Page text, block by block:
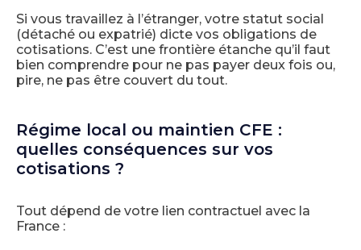
Si vous travaillez à l’étranger, votre statut social
(détaché ou expatrié) dicte vos obligations de
cotisations. C’est une frontière étanche qu’il faut
bien comprendre pour ne pas payer deux fois ou,
pire, ne pas être couvert du tout.
Régime local ou maintien CFE :
quelles conséquences sur vos
cotisations ?
Tout dépend de votre lien contractuel avec la
France :